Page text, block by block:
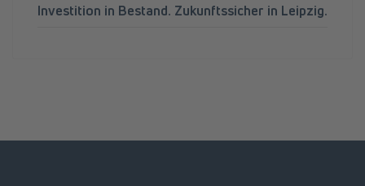
Investition in Bestand. Zukunftssicher in Leipzig.